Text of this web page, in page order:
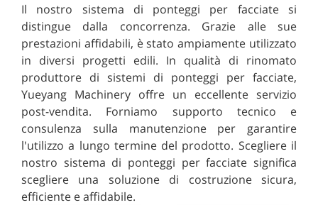
Il nostro sistema di ponteggi per facciate si
distingue dalla concorrenza. Grazie alle sue
prestazioni affidabili, è stato ampiamente utilizzato
in diversi progetti edili. In qualità di rinomato
produttore di sistemi di ponteggi per facciate,
Yueyang Machinery offre un eccellente servizio
post-vendita. Forniamo supporto tecnico e
consulenza sulla manutenzione per garantire
l'utilizzo a lungo termine del prodotto. Scegliere il
nostro sistema di ponteggi per facciate significa
scegliere una soluzione di costruzione sicura,
efficiente e affidabile.